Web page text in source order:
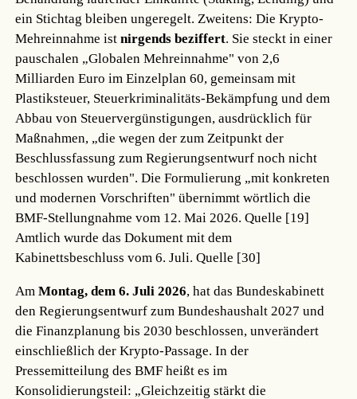
ein Stichtag bleiben ungeregelt. Zweitens: Die Krypto-
Mehreinnahme istnirgends beziffert. Sie steckt in einer
pauschalen „Globalen Mehreinnahme" von 2,6
Milliarden Euro im Einzelplan 60, gemeinsam mit
Plastiksteuer, Steuerkriminalitäts-Bekämpfung und dem
Abbau von Steuervergünstigungen, ausdrücklich für
Maßnahmen, „die wegen der zum Zeitpunkt der
Beschlussfassung zum Regierungsentwurf noch nicht
beschlossen wurden". Die Formulierung „mit konkreten
und modernen Vorschriften" übernimmt wörtlich die
BMF-Stellungnahme vom 12. Mai 2026.Quelle [19]
Amtlich wurde das Dokument mit dem
Kabinettsbeschluss vom 6. Juli.Quelle [30]
AmMontag, dem 6. Juli 2026, hat das Bundeskabinett
den Regierungsentwurf zum Bundeshaushalt 2027 und
die Finanzplanung bis 2030 beschlossen, unverändert
einschließlich der Krypto-Passage. In der
Pressemitteilung des BMF heißt es im
Konsolidierungsteil: „Gleichzeitig stärkt die